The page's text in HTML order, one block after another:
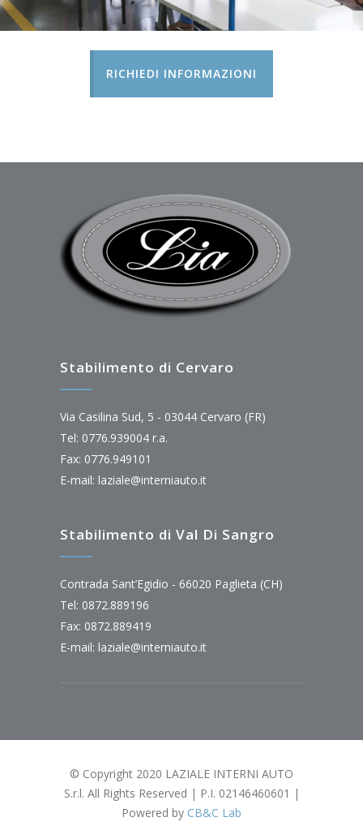
RICHIEDI INFORMAZIONI
Stabilimento di Cervaro
Via Casilina Sud, 5 - 03044 Cervaro (FR)
Tel: 0776.939004 r.a.
Fax: 0776.949101
E-mail: laziale@interniauto.it
Stabilimento di Val Di Sangro
Contrada Sant’Egidio - 66020 Paglieta (CH)
Tel: 0872.889196
Fax: 0872.889419
E-mail: laziale@interniauto.it
© Copyright 2020 LAZIALE INTERNI AUTO
S.r.l. All Rights Reserved | P.I. 02146460601 |
Powered by CB&C Lab